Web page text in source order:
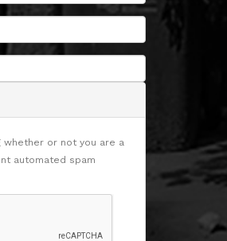
or not you are a
automated spam